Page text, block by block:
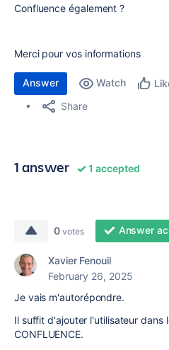
Confluence également ?
Merci pour vos informations
Answer Watch
Share
1 answer 1 accepted
0 votes Answer
Xavier Fenouil
February 26, 2025
Je vais m'autorépondre.
Il suffit d'ajouter l'utilisateur dans
CONFLUENCE.